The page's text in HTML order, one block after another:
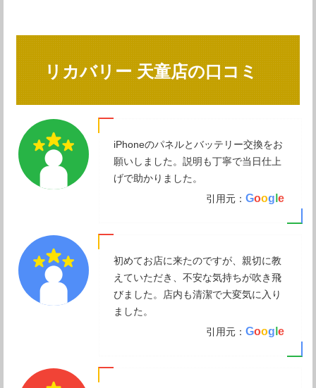
リカバリー 天童店の口コミ
iPhoneのパネルとバッテリー交換をお
願いしました。説明も丁寧で当日仕上
げで助かりました。
引用元： Goog e
初めてお店に来たのですが、親切に教
えていただき、不安な気持ちが吹き飛
びました。店内も清潔で大変気に入り
ました。
引用元： Goog e